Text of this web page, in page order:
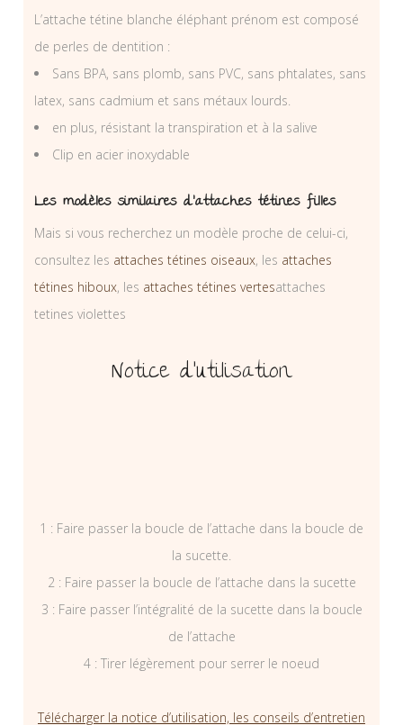
L’attache tétine blanche éléphant prénom est composé
de perles de dentition :
Sans BPA, sans plomb, sans PVC, sans phtalates, sans
latex, sans cadmium et sans métaux lourds.
en plus, résistant la transpiration et à la salive
Clip en acier inoxydable
Les modèles similaires d’attaches tétines filles
Mais si vous recherchez un modèle proche de celui-ci,
consultez les attaches tétines oiseaux, les attaches
tétines hiboux, les attaches tétines vertesattaches
tetines violettes
Notice d’utilisation
1 : Faire passer la boucle de l’attache dans la boucle de
la sucette.
2 : Faire passer la boucle de l’attache dans la sucette
3 : Faire passer l’intégralité de la sucette dans la boucle
de l’attache
4 : Tirer légèrement pour serrer le noeud
Télécharger la notice d’utilisation, les conseils d’entretien